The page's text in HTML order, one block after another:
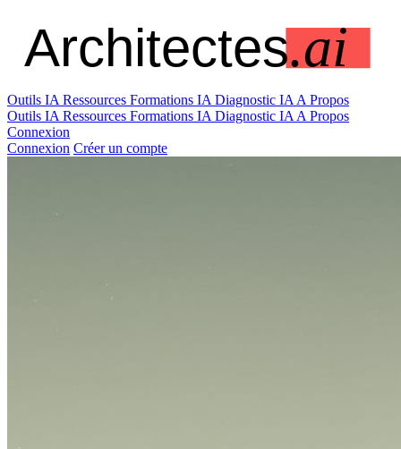
Outils IA Ressources Formations IA Diagnostic IA A Propos
Outils IA Ressources Formations IA Diagnostic IA A Propos
Connexion
Connexion Créer un compte